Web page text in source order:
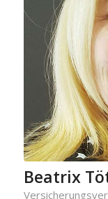
Beatrix